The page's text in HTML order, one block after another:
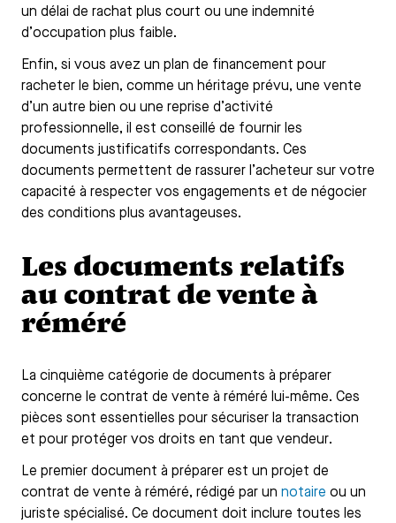
un délai de rachat plus court ou une indemnité
d’occupation plus faible.
Enfin, si vous avez un plan de financement pour
racheter le bien, comme un héritage prévu, une vente
d’un autre bien ou une reprise d’activité
professionnelle, il est conseillé de fournir les
documents justificatifs correspondants. Ces
documents permettent de rassurer l’acheteur sur votre
capacité à respecter vos engagements et de négocier
des conditions plus avantageuses.
Les documents relatifs
au contrat de vente à
réméré
La cinquième catégorie de documents à préparer
concerne le contrat de vente à réméré lui-même. Ces
pièces sont essentielles pour sécuriser la transaction
et pour protéger vos droits en tant que vendeur.
Le premier document à préparer est un projet de
contrat de vente à réméré, rédigé par un notaire ou un
juriste spécialisé. Ce document doit inclure toutes les